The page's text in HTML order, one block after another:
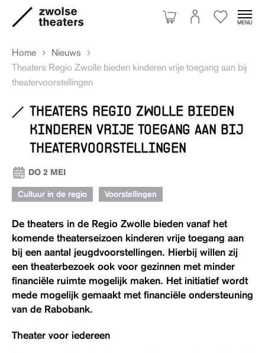
Aanbod
Je bezoek
Over ons
Eten & drinken
Ruimte huren
Contact
Toegankelijkheid
Home
Nieuws
Theaters Regio Zwolle bieden kinderen vrije toegang aan bij
theatervoorstellingen
theaters regio zwolle bieden
kinderen vrije toegang aan bij
theatervoorstellingen
De theaters in de Regio Zwolle bieden vanaf het
komende theaterseizoen kinderen vrije toegang aan
bij een aantal jeugdvoorstellingen. Hierbij willen zij
een theaterbezoek ook voor gezinnen met minder
financiële ruimte mogelijk maken. Het initiatief wordt
mede mogelijk gemaakt met financiële ondersteuning
van de Rabobank.
DO 2 MEI
Cultuur in de regio Voorstellingen
Theater voor iedereen